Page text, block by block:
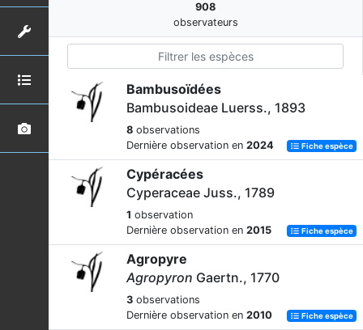
908
observateurs
Bambusoïdées
Bambusoideae Luerss., 1893
8 observations
Dernière observation en 2024 Fiche espèce
Cypéracées
Cyperaceae Juss., 1789
1 observation
Dernière observation en 2015 Fiche espèce
Agropyre
Agropyron Gaertn., 1770
3 observations
Dernière observation en 2010 Fiche espèce